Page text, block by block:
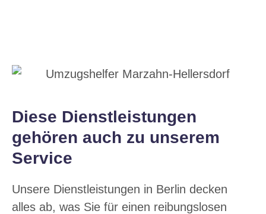
Diese Dienstleistungen
gehören auch zu unserem
Service
Unsere Dienstleistungen in Berlin decken
alles ab, was Sie für einen reibungslosen